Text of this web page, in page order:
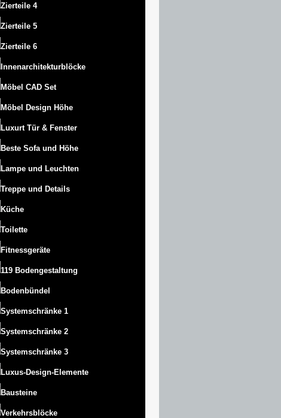
Zierteile 4
Zierteile 5
Zierteile 6
Innenarchitekturblöcke
Möbel CAD Set
Möbel Design Höhe
Luxurt Tür & Fenster
Beste Sofa und Höhe
Lampe und Leuchten
Treppe und Details
Küche
Toilette
Fitnessgeräte
119 Bodengestaltung
Bodenbündel
Systemschränke 1
Systemschränke 2
Systemschränke 3
Luxus-Design-Elemente
Bausteine
Verkehrsblöcke